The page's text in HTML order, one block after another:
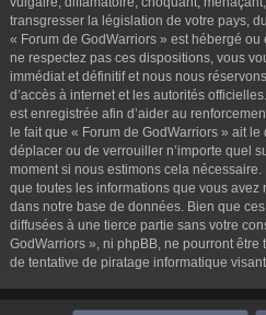
transgresser la législation de votre pays,
« Forum de GodWarriors » est hébergé
ne respectez pas ces dispositions, vous
immédiat et définitif et nous nous
d’accès à internet et les autorités
est enregistrée afin d’aider au
le fait que « Forum de GodWarriors » ait
déplacer ou de verrouiller n’importe quel
moment si nous estimons cela nécessaire.
que toutes les informations que vous
dans notre base de données. Bien que
diffusées à une tierce partie sans votre
GodWarriors », ni phpBB, ne pourront
de tentative de piratage informatique